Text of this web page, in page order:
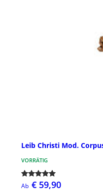
Leib Christi Mod.
VORRÄTIG
Ab € 59,90